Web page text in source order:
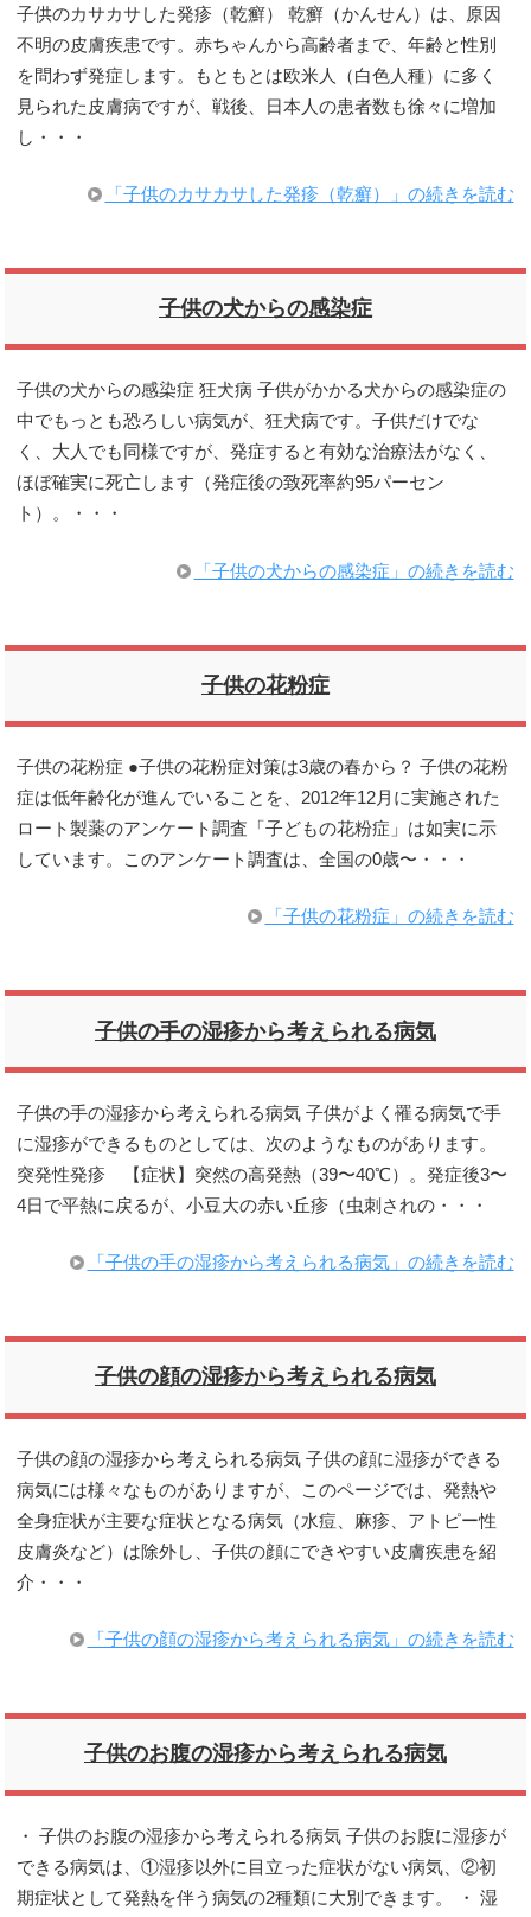
子供のカサカサした発疹（乾癬） 乾癬（かんせん）は、原因
不明の皮膚疾患です。赤ちゃんから高齢者まで、年齢と性別
を問わず発症します。もともとは欧米人（白色人種）に多く
見られた皮膚病ですが、戦後、日本人の患者数も徐々に増加
し・・・
「子供のカサカサした発疹（乾癬）」の続きを読む
子供の犬からの感染症
子供の犬からの感染症 狂犬病 子供がかかる犬からの感染症の
中でもっとも恐ろしい病気が、狂犬病です。子供だけでな
く、大人でも同様ですが、発症すると有効な治療法がなく、
ほぼ確実に死亡します（発症後の致死率約95パーセン
ト）。・・・
「子供の犬からの感染症」の続きを読む
子供の花粉症
子供の花粉症 ●子供の花粉症対策は3歳の春から？ 子供の花粉
症は低年齢化が進んでいることを、2012年12月に実施された
ロート製薬のアンケート調査「子どもの花粉症」は如実に示
しています。このアンケート調査は、全国の0歳〜・・・
「子供の花粉症」の続きを読む
子供の手の湿疹から考えられる病気
子供の手の湿疹から考えられる病気 子供がよく罹る病気で手
に湿疹ができるものとしては、次のようなものがあります。
突発性発疹 【症状】突然の高発熱（39〜40℃）。発症後3〜
4日で平熱に戻るが、小豆大の赤い丘疹（虫刺されの・・・
「子供の手の湿疹から考えられる病気」の続きを読む
子供の顔の湿疹から考えられる病気
子供の顔の湿疹から考えられる病気 子供の顔に湿疹ができる
病気には様々なものがありますが、このページでは、発熱や
全身症状が主要な症状となる病気（水痘、麻疹、アトピー性
皮膚炎など）は除外し、子供の顔にできやすい皮膚疾患を紹
介・・・
「子供の顔の湿疹から考えられる病気」の続きを読む
子供のお腹の湿疹から考えられる病気
・ 子供のお腹の湿疹から考えられる病気 子供のお腹に湿疹が
できる病気は、①湿疹以外に目立った症状がない病気、②初
期症状として発熱を伴う病気の2種類に大別できます。 ・ 湿